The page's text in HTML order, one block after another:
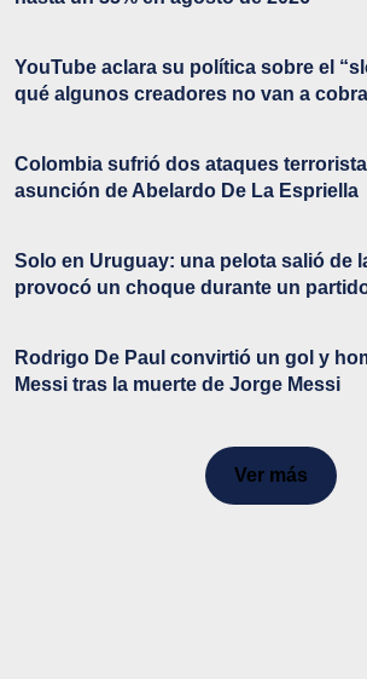
YouTube aclara su política sobre el
qué algunos creadores no van a
Colombia sufrió dos ataques
asunción de Abelardo De La Espriella
Solo en Uruguay: una pelota salió de
provocó un choque durante un
Rodrigo De Paul convirtió un gol y
Messi tras la muerte de Jorge Messi
Ver más